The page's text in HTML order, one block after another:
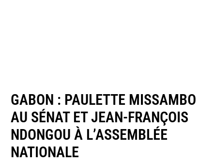
GABON : PAULETTE MISSAMBO
AU SÉNAT ET JEAN-FRANÇOIS
NDONGOU À L’ASSEMBLÉE
NATIONALE